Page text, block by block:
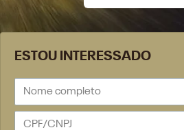
ESTOU INTERESSADO